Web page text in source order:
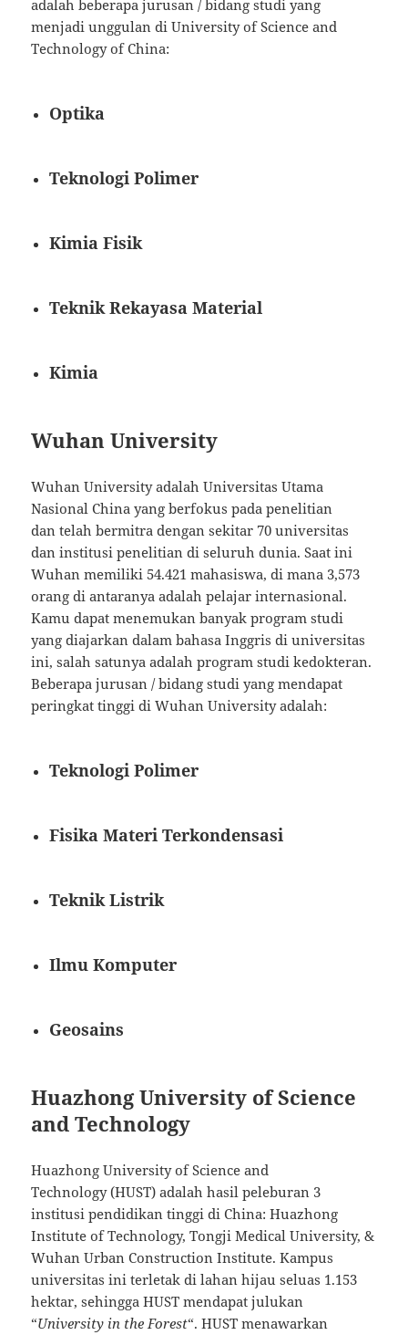
adalah beberapa jurusan / bidang studi yang
menjadi unggulan di University of Science and
Technology of China:
Optika
Teknologi Polimer
Kimia Fisik
Teknik Rekayasa Material
Kimia
Wuhan University
Wuhan University adalah Universitas Utama
Nasional China yang berfokus pada penelitian
dan telah bermitra dengan sekitar 70 universitas
dan institusi penelitian di seluruh dunia. Saat ini
Wuhan memiliki 54.421 mahasiswa, di mana 3,573
orang di antaranya adalah pelajar internasional.
Kamu dapat menemukan banyak program studi
yang diajarkan dalam bahasa Inggris di universitas
ini, salah satunya adalah program studi kedokteran.
Beberapa jurusan / bidang studi yang mendapat
peringkat tinggi di Wuhan University adalah:
Teknologi Polimer
Fisika Materi Terkondensasi
Teknik Listrik
Ilmu Komputer
Geosains
Huazhong University of Science
and Technology
Huazhong University of Science and
Technology (HUST) adalah hasil peleburan 3
institusi pendidikan tinggi di China: Huazhong
Institute of Technology, Tongji Medical University, &
Wuhan Urban Construction Institute. Kampus
universitas ini terletak di lahan hijau seluas 1.153
hektar, sehingga HUST mendapat julukan
“University in the Forest“. HUST menawarkan